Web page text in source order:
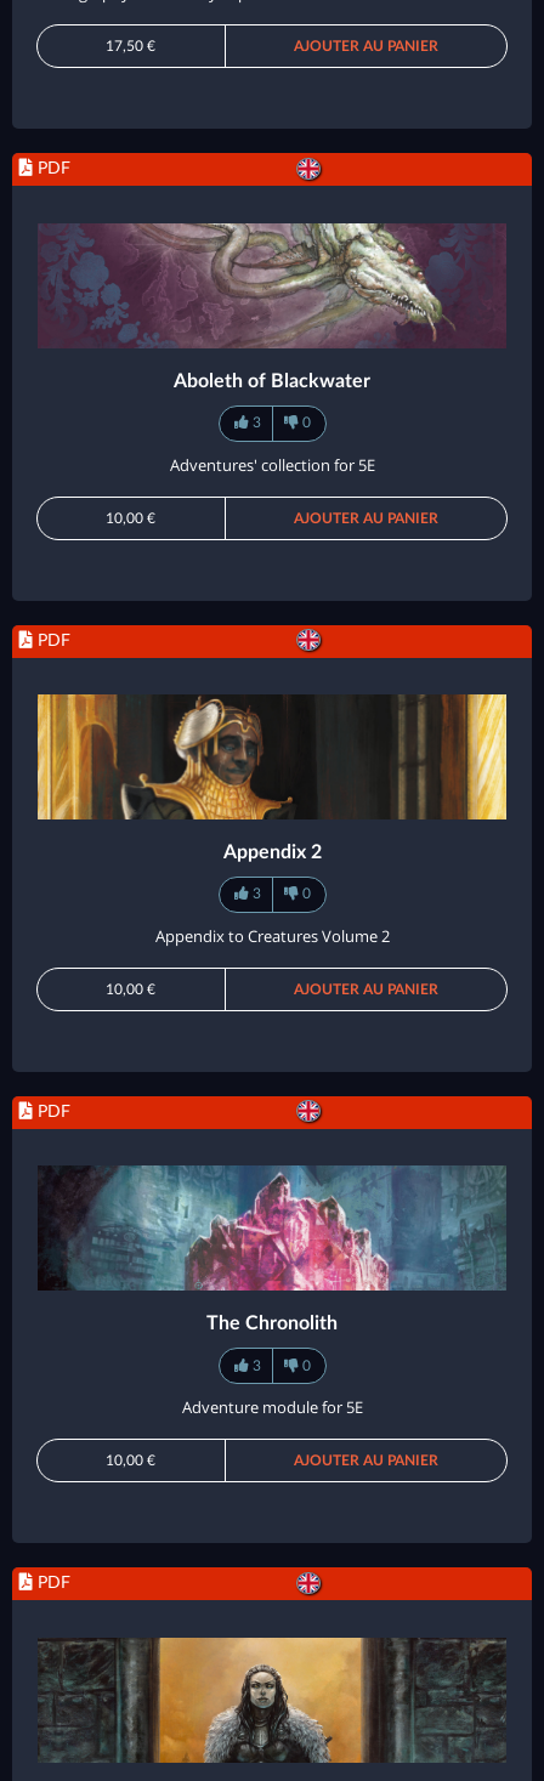
17,50 € AJOUTER AU PANIER
PDF
Aboleth of Blackwater
3 0
Adventures' collection for 5E
10,00 € AJOUTER AU PANIER
PDF
Appendix 2
3 0
Appendix to Creatures Volume 2
10,00 € AJOUTER AU PANIER
PDF
The Chronolith
3 0
Adventure module for 5E
10,00 € AJOUTER AU PANIER
PDF